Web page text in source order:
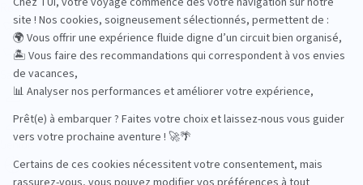
Road Trips
Safari
Sénior